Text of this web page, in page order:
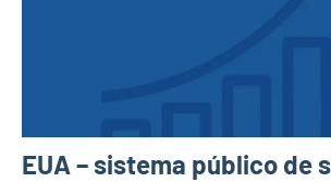
EUA – sistema público de